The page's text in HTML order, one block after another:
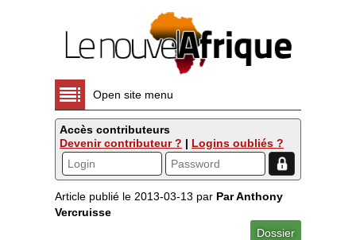
Open site menu
Accès contributeurs
Devenir contributeur ? | Logins oubliés ?
Article publié le 2013-03-13 par Par Anthony
Vercruisse
Dossier